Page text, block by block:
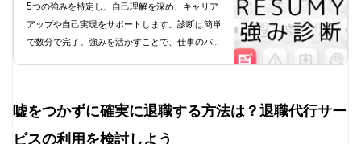
を実現しよう
5つの強みを特定し、自己理解を深め、キャリア
アップや自己実現をサポートします。診断は簡単
で数分で完了。強みを活かすことで、仕事のパフ
レンジし、あなたの可能性を最大限に引き出しま
しょう。
嘘をつかずに確実に退職する方法は？退職代行サー
ビスの利用を検討しよう